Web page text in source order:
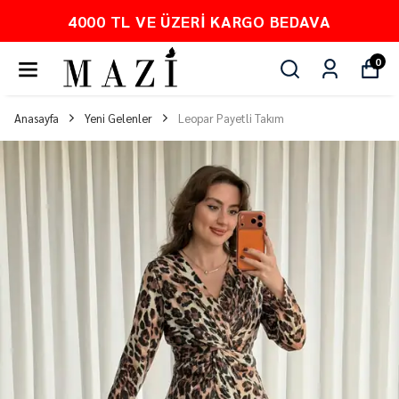
PEŞİN FİYATINA 3 TAKSİT
0
Anasayfa Yeni Gelenler Leopar Payetli Takım